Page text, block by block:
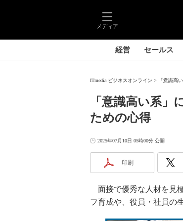
メディア
経営 セールス
ITmedia ビジネスオンライン 「意識高
「意識高い系
ための心得
2025年07月10日 05時00分 公開
印刷
面接で優秀な人材を見
フ育成や、役員・社員の